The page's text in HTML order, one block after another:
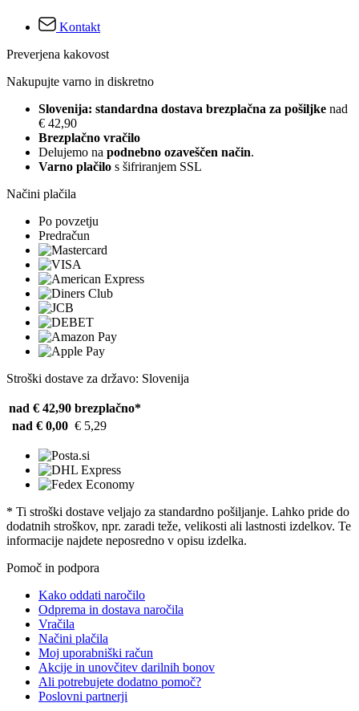
Kontakt
Preverjena kakovost
Nakupujte varno in diskretno
Slovenija: standardna dostava brezplačna za pošiljke nad
€ 42,90
Brezplačno vračilo
Delujemo na podnebno ozaveščen način.
Varno plačilo s šifriranjem SSL
Načini plačila
Po povzetju
Predračun
Stroški dostave za državo: Slovenija
nad € 42,90 brezplačno*
nad € 0,00 € 5,29
* Ti stroški dostave veljajo za standardno pošiljanje. Lahko pride do
dodatnih stroškov, npr. zaradi teže, velikosti ali lastnosti izdelkov. Te
informacije najdete neposredno v opisu izdelka.
Pomoč in podpora
Kako oddati naročilo
Odprema in dostava naročila
Vračila
Načini plačila
Moj uporabniški račun
Akcije in unovčitev darilnih bonov
Ali potrebujete dodatno pomoč?
Poslovni partnerji